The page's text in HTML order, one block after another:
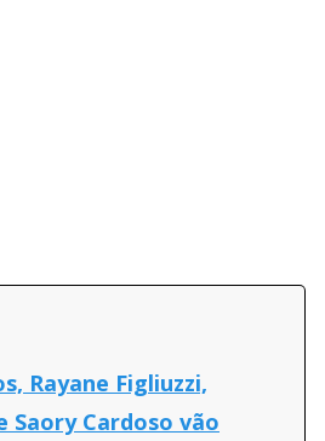
Rayane Figliuzzi,
Saory Cardoso vão